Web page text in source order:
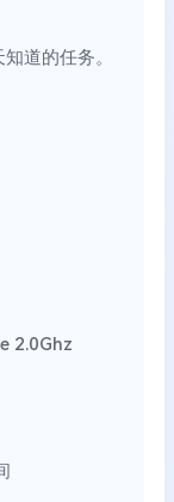
道的任务。
2.0Ghz